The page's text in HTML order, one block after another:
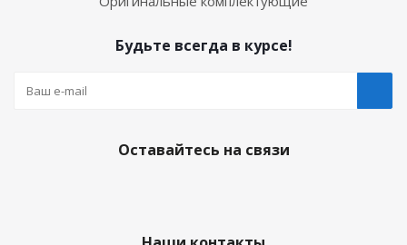
Будьте всегда в курсе!
Оставайтесь на связи